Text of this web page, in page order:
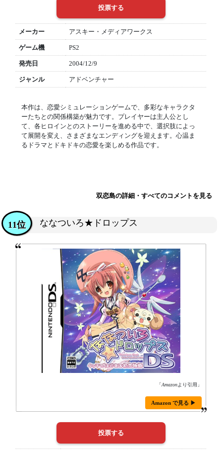
メーカー アスキー・メディアワークス
ゲーム機 PS2
発売日 2004/12/9
ジャンル アドベンチャー
本作は、恋愛シミュレーションゲームで、多彩なキャラクタ
ーたちとの関係構築が魅力です。プレイヤーは主人公とし
て、各ヒロインとのストーリーを進める中で、選択肢によっ
て展開を変え、さまざまなエンディングを迎えます。心温ま
るドラマとドキドキの恋愛を楽しめる作品です。
双恋島の詳細・すべてのコメントを見る
ななついろ★ドロップス
11位
「Amazonより引用」
Amazon で見る ▶